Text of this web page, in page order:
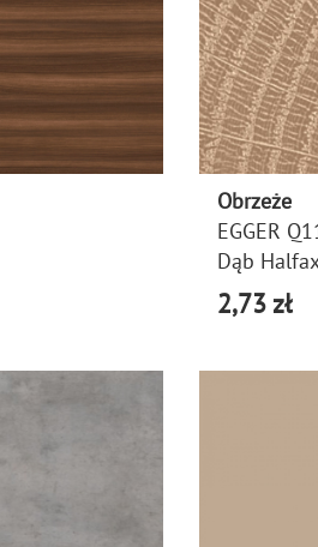
Obrzeże
EGGER
Dąb
2,73 zł